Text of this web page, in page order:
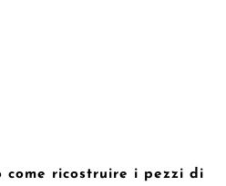
come ricostruire i pezzi di